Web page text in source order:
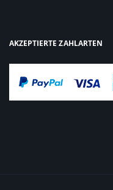
AKZEPTIERTE ZAHLARTEN